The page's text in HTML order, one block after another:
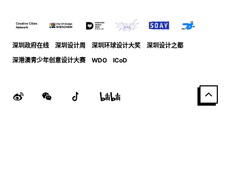
深圳政府在线 深圳设计周 深圳环球设计大奖
深圳设计之都
深港澳青少年创意设计大赛
WDO ICoD